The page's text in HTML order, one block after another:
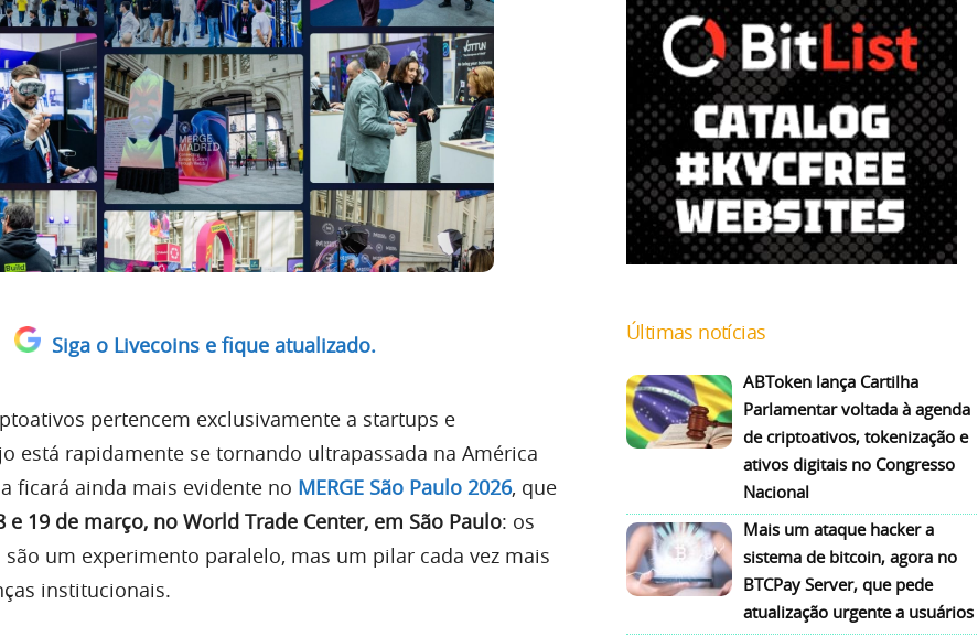
Siga o Livecoins e fique atualizado.
pertencem exclusivamente a startups e
está rapidamente se tornando ultrapassada na América
ficará ainda mais evidente no MERGE São Paulo 2026, que
e 19 de março, no World Trade Center, em São Paulo: os
um experimento paralelo, mas um pilar cada vez mais
institucionais.
Últimas notícias
ABToken lança Cartilha
Parlamentar voltada à agenda
de criptoativos, tokenização e
ativos digitais no Congresso
Nacional
Mais um ataque hacker a
sistema de bitcoin, agora no
BTCPay Server, que pede
atualização urgente a usuários